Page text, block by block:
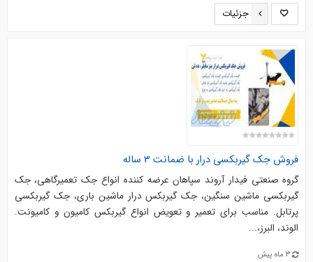
جزئیات
فروش جک گیربکسی درار با ضمانت 3 ساله
گروه صنعتی فیدار آروند سپاهان عرضه کننده انواع جک تعمیرگاهی، جک
گیربکسی ماشین سنگین، جک گیربکس درار ماشین باری، جک گیربکسی
پرتابل. مناسب برای تعمیر و تعویض انواع گیربکس کامیون و کامیونت.
الوند، البرز،...
3 ماه پیش